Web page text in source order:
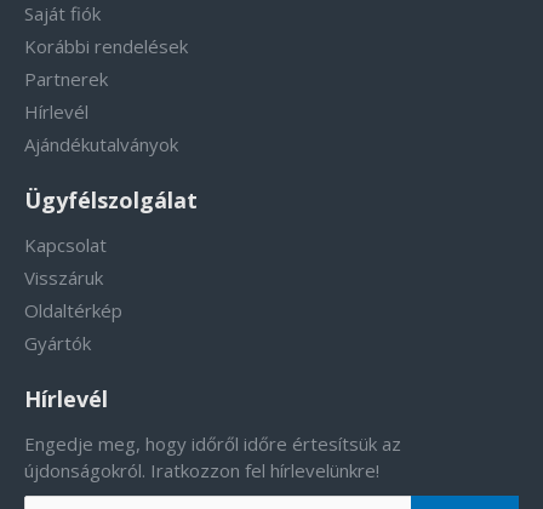
Saját fiók
Korábbi rendelések
Partnerek
Hírlevél
Ajándékutalványok
Ügyfélszolgálat
Kapcsolat
Visszáruk
Oldaltérkép
Gyártók
Hírlevél
Engedje meg, hogy időről időre értesítsük az
újdonságokról. Iratkozzon fel hírlevelünkre!